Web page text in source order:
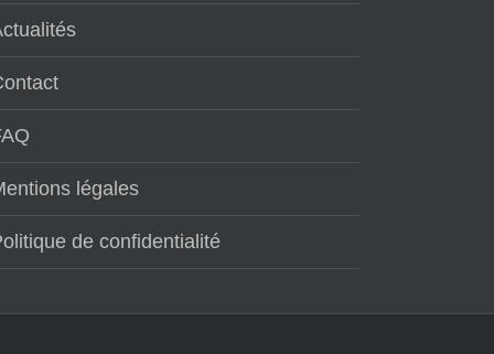
légales
de confidentialité